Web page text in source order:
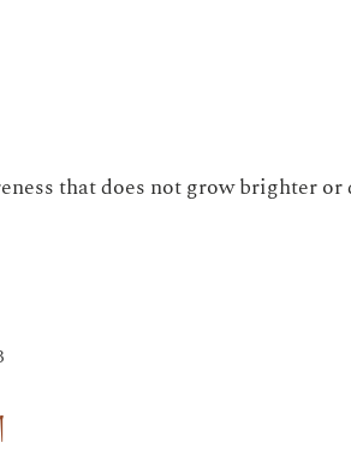
that does not grow brighter or